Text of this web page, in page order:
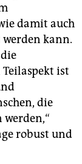
damit auch
kann.
ist
die
robust und